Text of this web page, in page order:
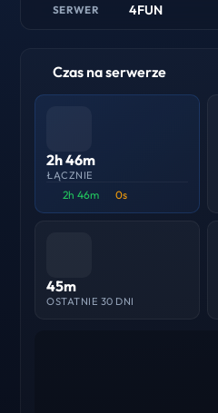
SERWER 4FUN
Czas na serwerze
2h 46m
ŁĄCZNIE
2h 46m 0s
45m
OSTATNIE 30 DNI